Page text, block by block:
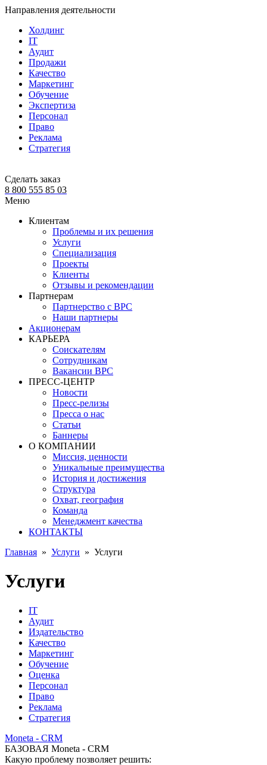
Направления деятельности
Холдинг
IT
Аудит
Продажи
Качество
Маркетинг
Обучение
Экспертиза
Персонал
Право
Реклама
Стратегия
Сделать заказ
8 800 555 85 03
Меню
Клиентам
Проблемы и их решения
Услуги
Специализация
Проекты
Клиенты
Отзывы и рекомендации
Партнерам
Партнерство с BPC
Наши партнеры
Акционерам
КАРЬЕРА
Соискателям
Сотрудникам
Вакансии BPC
ПРЕСС-ЦЕНТР
Новости
Пресс-релизы
Пресса о нас
Статьи
Баннеры
О КОМПАНИИ
Миссия, ценности
Уникальные преимущества
История и достижения
Структура
Охват, география
Команда
Менеджмент качества
КОНТАКТЫ
Главная » Услуги » Услуги
Услуги
IT
Аудит
Издательство
Качество
Маркетинг
Обучение
Оценка
Персонал
Право
Реклама
Стратегия
Moneta - CRM
БАЗОВАЯ Moneta - CRM
Какую проблему позволяет решить: